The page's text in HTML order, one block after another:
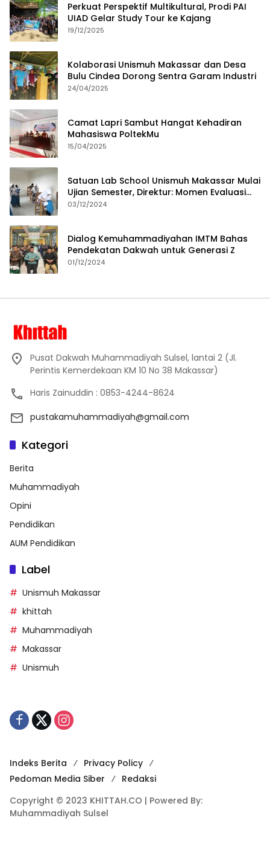
Perkuat Perspektif Multikultural, Prodi PAI
UIAD Gelar Study Tour ke Kajang
19/12/2025
Kolaborasi Unismuh Makassar dan Desa
Bulu Cindea Dorong Sentra Garam Industri
24/04/2025
Camat Lapri Sambut Hangat Kehadiran
Mahasiswa PoltekMu
15/04/2025
Satuan Lab School Unismuh Makassar Mulai
Ujian Semester, Direktur: Momen Evaluasi
Proses Pembelajaran
03/12/2024
Dialog Kemuhammadiyahan IMTM Bahas
Pendekatan Dakwah untuk Generasi Z
01/12/2024
Pusat Dakwah Muhammadiyah Sulsel, lantai 2 (Jl.
Perintis Kemerdekaan KM 10 No 38 Makassar)
Haris Zainuddin : 0853-4244-8624
pustakamuhammadiyah@gmail.com
Kategori
Berita
Muhammadiyah
Opini
Pendidikan
AUM Pendidikan
Label
Unismuh Makassar
khittah
Muhammadiyah
Makassar
Unismuh
Indeks Berita
Privacy Policy
Pedoman Media Siber
Redaksi
Copyright © 2023 KHITTAH.CO | Powered By:
Muhammadiyah Sulsel